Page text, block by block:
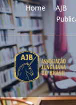
Home AJB